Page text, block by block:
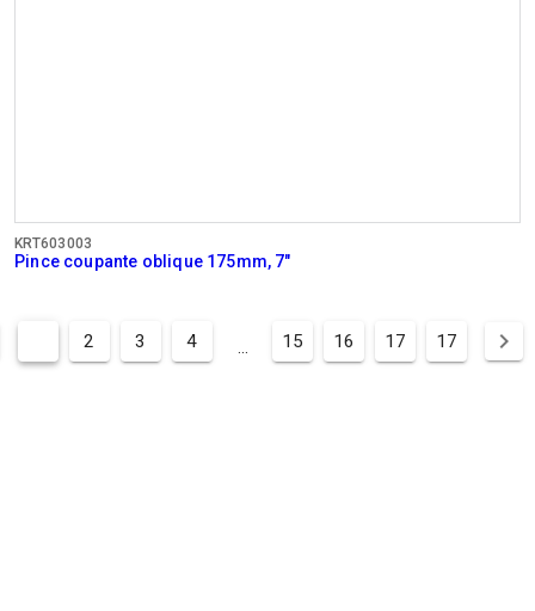
KRT603003
Pince coupante oblique 175mm, 7"
2 3 4 ... 15 16 17 17